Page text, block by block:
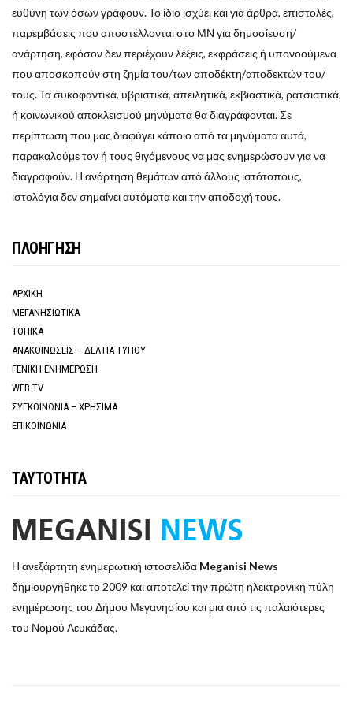
ευθύνη των όσων γράφουν. Το ίδιο ισχύει και για άρθρα, επιστολές,
παρεμβάσεις που αποστέλλονται στο ΜΝ για δημοσίευση/
ανάρτηση, εφόσον δεν περιέχουν λέξεις, εκφράσεις ή υπονοούμενα
που αποσκοπούν στη ζημία του/των αποδέκτη/αποδεκτών του/
τους. Τα συκοφαντικά, υβριστικά, απειλητικά, εκβιαστικά, ρατσιστικά
ή κοινωνικού αποκλεισμού μηνύματα θα διαγράφονται. Σε
περίπτωση που μας διαφύγει κάποιο από τα μηνύματα αυτά,
παρακαλούμε τον ή τους θιγόμενους να μας ενημερώσουν για να
διαγραφούν. Η ανάρτηση θεμάτων από άλλους ιστότοπους,
ιστολόγια δεν σημαίνει αυτόματα και την αποδοχή τους.
ΠΛΟΗΓΗΣΗ
ΑΡΧΙΚΗ
ΜΕΓΑΝΗΣΙΩΤΙΚΑ
ΤΟΠΙΚΑ
ΑΝΑΚΟΙΝΩΣΕΙΣ – ΔΕΛΤΙΑ ΤΥΠΟΥ
ΓΕΝΙΚΗ ΕΝΗΜΕΡΩΣΗ
WEB TV
ΣΥΓΚΟΙΝΩΝΙΑ – ΧΡΗΣΙΜΑ
ΕΠΙΚΟΙΝΩΝΙΑ
ΤΑΥΤΟΤΗΤΑ
Η ανεξάρτητη ενημερωτική ιστοσελίδα Meganisi News
δημιουργήθηκε το 2009 και αποτελεί την πρώτη ηλεκτρονική πύλη
ενημέρωσης του Δήμου Μεγανησίου και μια από τις παλαιότερες
του Νομού Λευκάδας.